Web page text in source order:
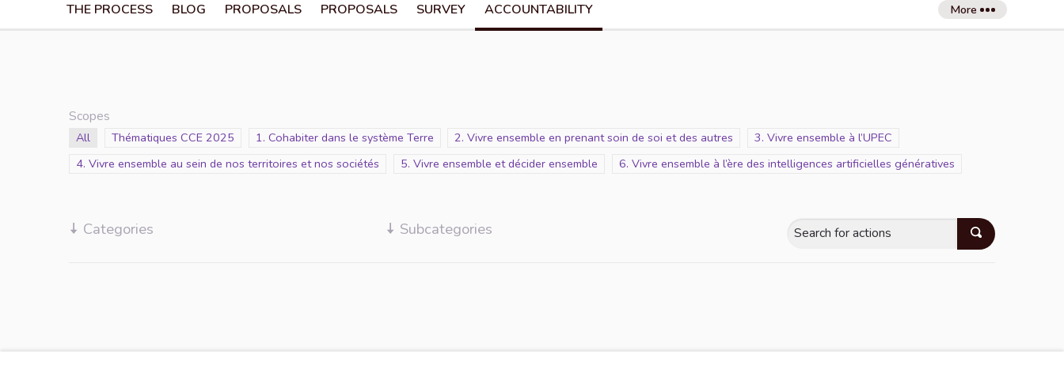
THE PROCESS BLOG PROPOSALS PROPOSALS SURVEY ACCOUNTABILITY More
Scopes
Scope
All Scope
Thématiques CCE 2025 Scope
1. Cohabiter dans le système Terre Scope
2. Vivre ensemble en prenant soin de soi et des autres Scope
3. Vivre ensemble à l’UPEC
Scope
4. Vivre ensemble au sein de nos territoires et nos sociétés Scope
5. Vivre ensemble et décider ensemble Scope
6. Vivre ensemble à l’ère des intelligences artificielles génératives
Categories Subcategories